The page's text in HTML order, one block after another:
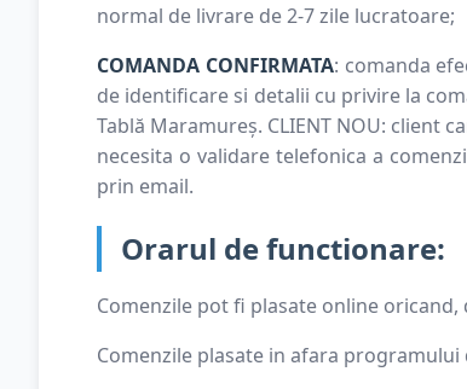
normal de livrare de 2-7 zile lucratoare;
COMANDA CONFIRMATA: comanda
de identificare si detalii cu privire la
Tablă Maramureș. CLIENT NOU:
necesita o validare telefonica a
prin email.
Orarul de functionare:
Comenzile pot fi plasate online
Comenzile plasate in afara